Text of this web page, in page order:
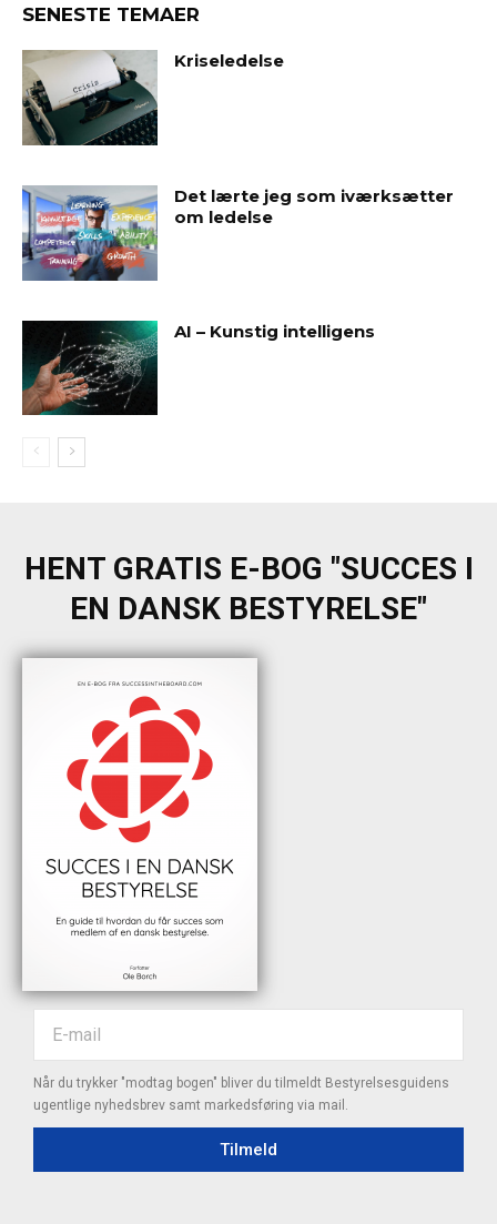
SENESTE TEMAER
Kriseledelse
Det lærte jeg som iværksætter
om ledelse
AI – Kunstig intelligens
HENT GRATIS E-BOG "SUCCES I
EN DANSK BESTYRELSE"
Når du trykker "modtag bogen" bliver du tilmeldt Bestyrelsesguidens
ugentlige nyhedsbrev samt markedsføring via mail.
Tilmeld